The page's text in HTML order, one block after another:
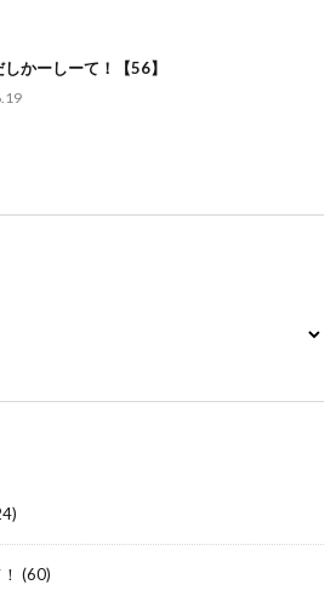
かーしーて！【56】
(60)